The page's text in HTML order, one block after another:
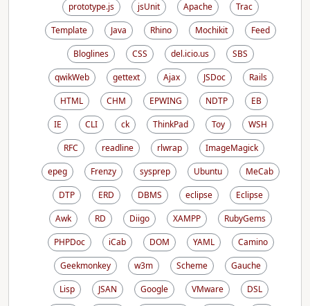
prototype.js
jsUnit Apache
Trac
Template
Java Rhino Mochikit
Feed
Bloglines
CSS del.icio.us
SBS
qwikWeb
gettext Ajax JSDoc
Rails
HTML
CHM EPWING NDTP
EB
IE
CLI ck ThinkPad Toy
WSH
RFC
readline rlwrap
ImageMagick
epeg
Frenzy sysprep Ubuntu
MeCab
DTP
ERD DBMS eclipse
Eclipse
Awk
RD Diigo XAMPP
RubyGems
PHPDoc
iCab DOM YAML
Camino
Geekmonkey
w3m Scheme
Gauche
Lisp
JSAN Google VMware
DSL